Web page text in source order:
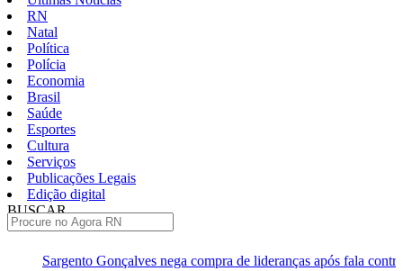
RN
Natal
Política
Polícia
Economia
Brasil
Saúde
Esportes
Cultura
Serviços
Publicações Legais
Edição digital
BUSCAR
nega compra de lideranças após fala controversa em